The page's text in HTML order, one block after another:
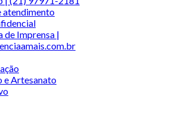
atendimento
de Imprensa |
e Artesanato